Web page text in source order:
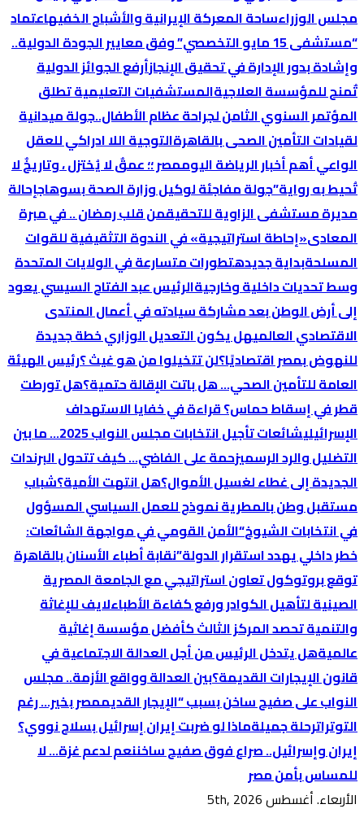
مجلس الوزراءساحة المعركة الإيرانية والأشباح الخفيهاعتماد
“مستشفى 15 مايو التخصصي” وفق معايير الجودة الدولية..
وإشادة بدور الإدارة في تحقيق الإنجازأرفع الجوائز الدولية
تٌمنح للمؤسسة العلاجيةالمستشفيات التعليمية تطلق
المؤتمر السنوي الثامن لجراحة عظام الأطفال..جولة ميدانية
لقيادات التأمين الصحى بالقاهرةالتوجية اللا ادراكي للعقل
الواعيأهم أخبار الرياضة اليوممصر ؛؛ عمقٌ لا يُختزل ، وتاريخٌ لا
تُحيط به رواية”جولة مفاجئة لوكيل وزارة الصحة بسوهاجإحالة
مديرة مستشفى الزاوية للتحقيقمن قلب رمضان .. في مبرة
المعادى«إحاطة استراتيجية» في الندوة التثقيفية للقوات
المسلحةبداية جديدهتطورات متسارعة في الولايات المتحدة
وسط تحديات داخلية وخارجيةالرئيس عبد الفتاح السيسي يعود
إلى أرض الوطن بعد مشاركة سيادته في أعمال المنتدى
الاقتصادي العالميهل يكون التعديل الوزاري خطة جديدة
للنهوض بمصر اقتصاديًا؟لن تتخيلوا من هو غيث ؟رئيس الهيئة
العامة للتأمين الصحي… هل باتت الإقالة حتمية؟هل تورطت
قطر في إسقاط حماس؟ قراءة في خفايا الاستهداف
الإسرائيلي
شائعات تأجيل انتخابات مجلس النواب 2025… ما بين
التضليل والرد الرسميزحمة على الفاضي… كيف تتحول البرندات
الجديدة إلى غطاء لغسيل الأموال؟هل انتهت الأمية؟شباب
مستقبل وطن بالمطرية نموذج للعمل السياسي المسؤول
في انتخابات الشيوخ“الأمن القومي في مواجهة الشائعات:
خطر داخلي يهدد استقرار الدولة”نقابة أطباء الأسنان بالقاهرة
توقع بروتوكول تعاون استراتيجي مع الجامعة المصرية
الصينية لتأهيل الكوادر ورفع كفاءة الأطباءلايف للإغاثة
والتنمية تحصد المركز الثالث كأفضل مؤسسة إغاثية
عالميةهل يتدخل الرئيس من أجل العدالة الاجتماعية في
قانون الإيجارات القديمة؟بين العدالة وواقع الأزمة.. مجلس
النواب على صفيح ساخن بسبب “الإيجار القديممصر بخير… رغم
التوتراترحلة جميلةماذا لو ضربت إيران إسرائيل بسلاح نووي؟
إيران وإسرائيل.. صراع فوق صفيح ساخننعم لدعم غزة… لا
للمساس بأمن مصر
الأربعاء. أغسطس 5th, 2026